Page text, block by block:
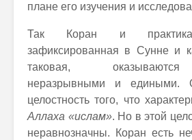
плане его изучения и
Так Коран и практика
зафиксированная в Сунне и
таковая,
неразрывными и едиными.
целостность того, что
Аллаха «ислам». Но в этой
неравнозначны. Коран есть